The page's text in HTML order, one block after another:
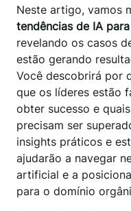
Neste artigo, vamos
tendências de IA
revelando os casos
estão gerando
Você descobrirá por
que os líderes estão
obter sucesso e
precisam ser
insights práticos e
ajudarão a navegar
artificial e a
para o domínio